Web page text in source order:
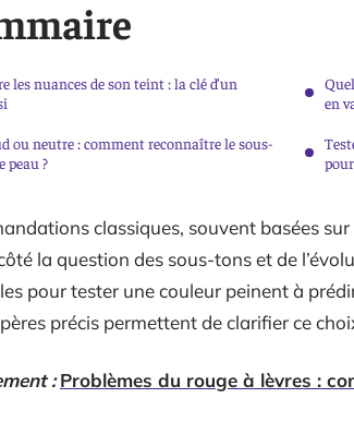
les nuances de son teint : la clé d’un
ou neutre : comment reconnaître le sous-
peau ?
en
classiques, souvent basées
la question des sous-tons et de
pour tester une couleur peinent à
précis permettent de clarifier ce
: Problèmes du rouge à lèvres :